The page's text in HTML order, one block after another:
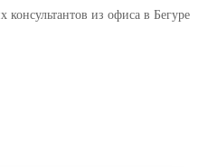
из офиса в Бегуре